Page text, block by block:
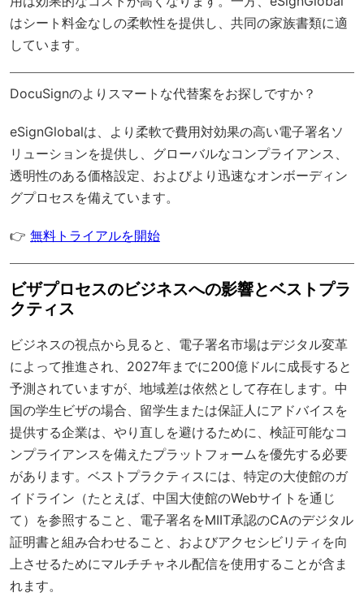
はシート料金なしの柔軟性を提供し、共同の家族書類に適
しています。
DocuSignのよりスマートな代替案をお探しですか？
eSignGlobalは、より柔軟で費用対効果の高い電子署名ソ
リューションを提供し、 グローバルなコンプライアンス
透明性のある価格設定、およびより迅速なオンボーディン
グプロセスを備えています。
👉 無料トライアルを開始
ビザプロセスのビジネスへの影響とベストプラ
クティス
ビジネスの視点から見ると、電子署名市場はデジタル変革
によって推進され、2027年までに200億ドルに成長すると
予測されていますが、地域差は依然として存在します。中
国の学生ビザの場合、留学生または保証人にアドバイスを
提供する企業は、やり直しを避けるために、検証可能なコ
ンプライアンスを備えたプラットフォームを優先する必要
があります。ベストプラクティスには、特定の大使館のガ
イドライン（たとえば、中国大使館のWebサイトを通じ
て）を参照すること、電子署名をMIIT承認のCAのデジタル
証明書と組み合わせること、およびアクセシビリティを向
上させるためにマルチチャネル配信を使用することが含ま
れます。